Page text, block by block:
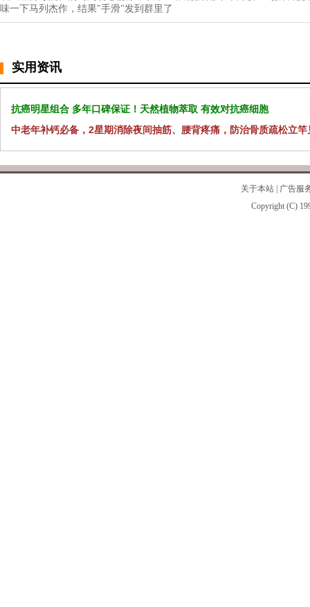
味一下马列杰作，结果"手滑"发到群里了
实用资讯
抗癌明星组合 多年口碑保证！天然植物萃取 有效对抗癌细胞
中老年补钙必备，2星期消除夜间抽筋、腰背疼痛，防治骨质疏松立竿
关于本站
广告服
Copyright (C)